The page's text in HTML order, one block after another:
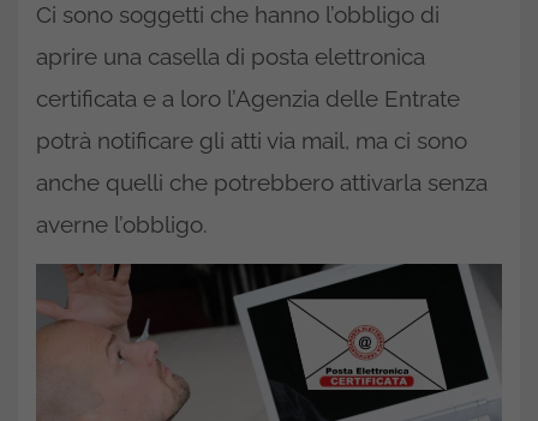
Ci sono soggetti che hanno l’obbligo di
aprire una casella di posta elettronica
certificata e a loro l’Agenzia delle Entrate
potrà notificare gli atti via mail, ma ci sono
anche quelli che potrebbero attivarla senza
averne l’obbligo.